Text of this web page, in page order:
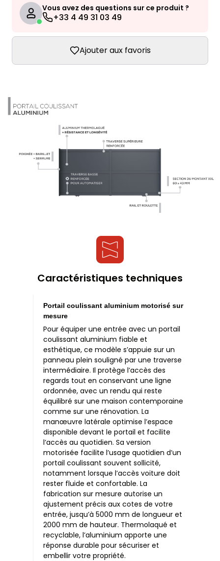
Vous avez des questions sur ce produit ?
+33 4 49 31 03 49
Ajouter aux favoris
Caractéristiques techniques
Portail coulissant aluminium motorisé sur
mesure
Pour équiper une entrée avec un portail
coulissant aluminium fiable et
esthétique, ce modèle s’appuie sur un
panneau plein souligné par une traverse
intermédiaire. Il protège l’accès des
regards tout en conservant une ligne
ordonnée, avec un rendu qui reste
équilibré sur une maison contemporaine
comme sur une rénovation. La
manœuvre latérale optimise l’espace
disponible devant le portail et facilite
l’accès au quotidien. Sa version
motorisée facilite l’usage quotidien d’un
portail coulissant souvent sollicité,
notamment lorsque l’accès voiture doit
rester fluide et confortable. La
fabrication sur mesure autorise un
ajustement précis aux cotes de votre
entrée, jusqu’à 5000 mm de longueur et
2000 mm de hauteur. Thermolaqué et
recyclable, l’aluminium apporte une
réponse durable pour sécuriser et
embellir votre propriété.